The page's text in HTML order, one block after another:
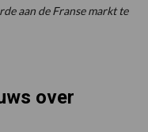
aan de Franse markt te
over